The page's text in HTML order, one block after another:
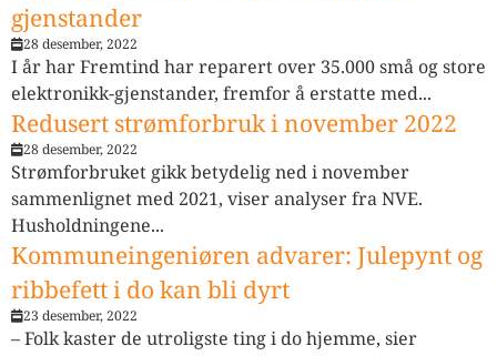
gjenstander
28 desember, 2022
I år har Fremtind har reparert over 35.000 små og store
elektronikk-gjenstander, fremfor å erstatte med...
Redusert strømforbruk i november 2022
28 desember, 2022
Strømforbruket gikk betydelig ned i november
sammenlignet med 2021, viser analyser fra NVE.
Husholdningene...
Kommuneingeniøren advarer: Julepynt og
ribbefett i do kan bli dyrt
23 desember, 2022
– Folk kaster de utroligste ting i do hjemme, sier